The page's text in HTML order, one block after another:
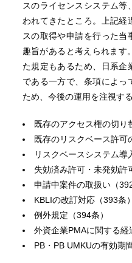
スのライセンスシステム
われてきたところ。上記経
スの取得や申請を行った当
趣旨があると考えられます
た規定もあるため、日系企
である一方で、条項によっ
ため、今後の運用を注視す
既存のアクセス権の切り
既存のリスクベース許可
リスクベースシステム導
失効済み許可・未発効許
申請中案件の取扱い（392
KBLIの改訂対応（393条）
例外規定（394条）
外資企業PMAに関する経
PB・PB UMKUの有効期